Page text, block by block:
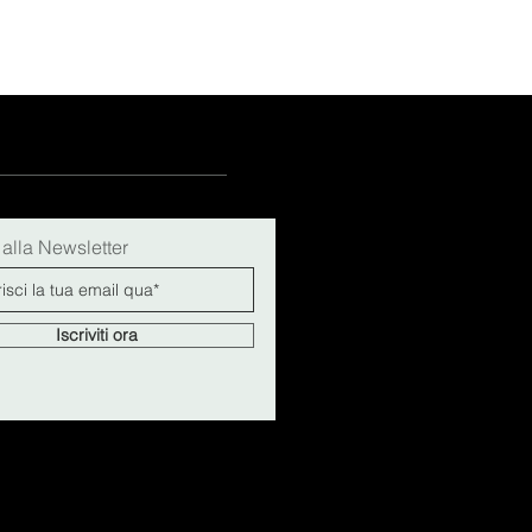
Newsletter
Iscriviti ora